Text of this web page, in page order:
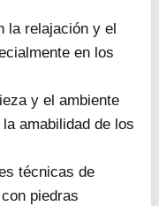
la relajación y el
en los
y el ambiente
amabilidad de los
técnicas de
piedras